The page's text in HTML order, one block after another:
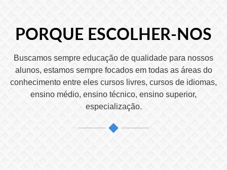
PORQUE ESCOLHER-NOS
Buscamos sempre educação de qualidade para nossos
alunos, estamos sempre focados em todas as áreas do
conhecimento entre eles cursos livres, cursos de idiomas,
ensino médio, ensino técnico, ensino superior,
especialização.